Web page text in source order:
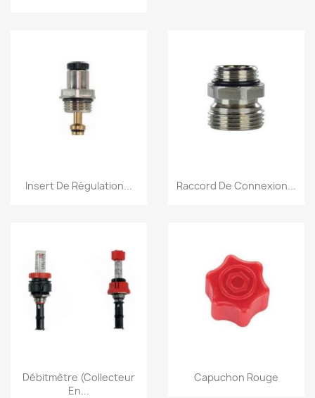
Aperçu rapide
Insert De Régulation... Aperçu rapide
Raccord De Connexion...
Aperçu rapide
Débitmètre (Collecteur
En...
Aperçu rapide
Capuchon Rouge